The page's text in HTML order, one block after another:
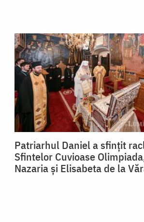
Patriarhul Daniel a sfințit
Sfintelor Cuvioase
Nazaria și Elisabeta de la